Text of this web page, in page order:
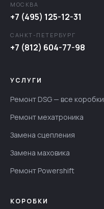
МОСКВА
+7 (495) 125-12-31
САНКТ-ПЕТЕРБУРГ
+7 (812) 604-77-98
УСЛУГИ
Ремонт DSG — все коробки
Ремонт мехатроника
Замена сцепления
Замена маховика
Ремонт Powershift
КОРОБКИ